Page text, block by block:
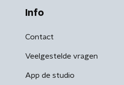
Info
Contact
Veelgestelde vragen
App de studio